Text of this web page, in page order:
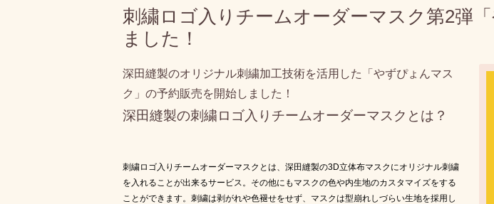
刺繍ロゴ入りチームオーダーマスク第2弾
ました！
深田縫製のオリジナル刺繍加工技術を活用した「やずぴょんマス
ク」の予約販売を開始しました！
深田縫製の刺繍ロゴ入りチームオーダーマスクとは？
刺繍ロゴ入りチームオーダーマスクとは、深田縫製の3D立体布マスクにオリジナル刺繍
を入れることが出来るサービス。その他にもマスクの色や内生地のカスタマイズをする
ことができます。刺繍は剥がれや色褪せをせず、マスクは型崩れしづらい生地を採用し